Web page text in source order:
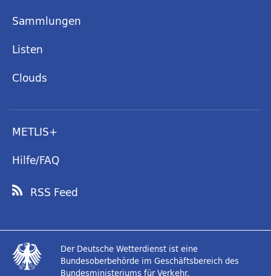
Sammlungen
Listen
Clouds
METLIS+
Hilfe/FAQ
RSS Feed
Der Deutsche Wetterdienst ist eine
Bundesoberbehörde im Geschäftsbereich des
Bundesministeriums für Verkehr.